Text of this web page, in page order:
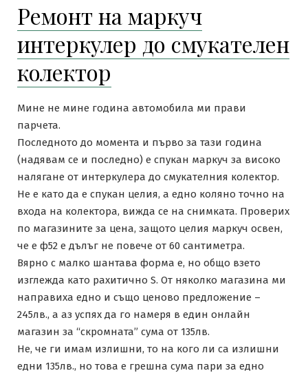
Ремонт на маркуч
интеркулер до смукателен
колектор
Мине не мине година автомобила ми прави
парчета.
Последното до момента и първо за тази година
(надявам се и последно) е спукан маркуч за високо
налягане от интеркулера до смукателния колектор.
Не е като да е спукан целия, а едно коляно точно на
входа на колектора, вижда се на снимката. Проверих
по магазините за цена, защото целия маркуч освен,
че е ф52 е дълъг не повече от 60 сантиметра.
Вярно с малко шантава форма е, но общо взето
изглежда като рахитично S. От няколко магазина ми
направиха едно и също ценово предложение –
245лв., а аз успях да го намеря в един онлайн
магазин за “скромната” сума от 135лв.
Не, че ги имам излишни, то на кого ли са излишни
едни 135лв., но това е грешна сума пари за едно